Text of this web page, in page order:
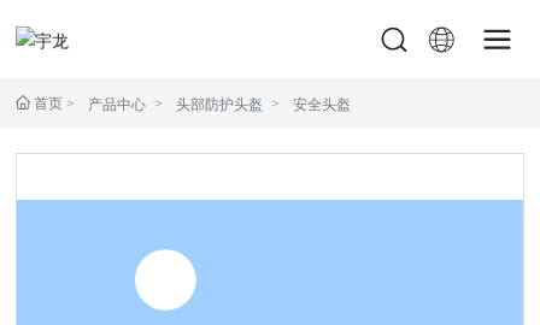
首页 产品中心 头部防护头盔 安全头盔